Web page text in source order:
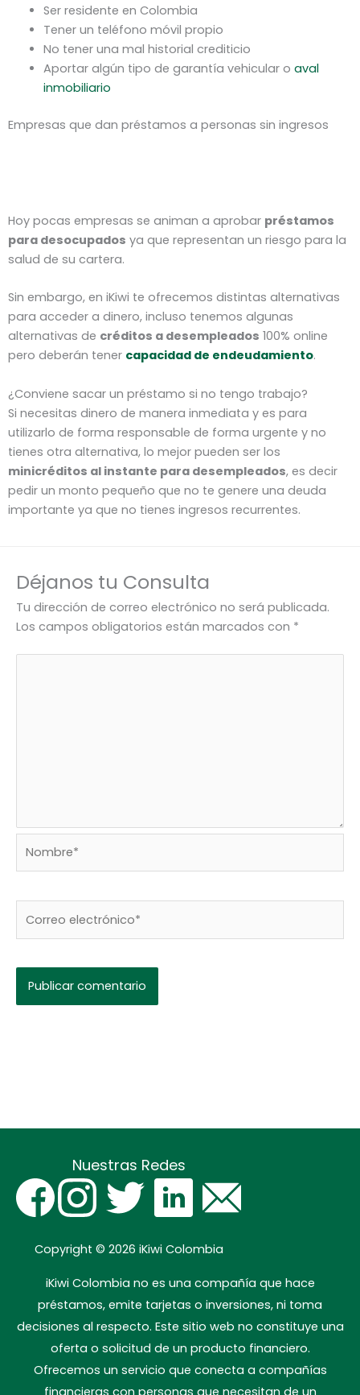
Ser residente en Colombia
Tener un teléfono móvil propio
No tener una mal historial crediticio
Aportar algún tipo de garantía vehicular o aval
inmobiliario
Empresas que dan préstamos a personas sin ingresos
Hoy pocas empresas se animan a aprobar préstamos
para desocupados ya que representan un riesgo para la
salud de su cartera.
Sin embargo, en iKiwi te ofrecemos distintas alternativas
para acceder a dinero, incluso tenemos algunas
alternativas de créditos a desempleados 100% online
pero deberán tener capacidad de endeudamiento.
¿Conviene sacar un préstamo si no tengo trabajo?
Si necesitas dinero de manera inmediata y es para
utilizarlo de forma responsable de forma urgente y no
tienes otra alternativa, lo mejor pueden ser los
minicréditos al instante para desempleados, es decir
pedir un monto pequeño que no te genere una deuda
importante ya que no tienes ingresos recurrentes.
Déjanos tu Consulta
Tu dirección de correo electrónico no será publicada.
Los campos obligatorios están marcados con *
electrónico*
Nuestras Redes
Copyright © 2026 iKiwi Colombia
iKiwi Colombia no es una compañía que hace
préstamos, emite tarjetas o inversiones, ni toma
decisiones al respecto. Este sitio web no constituye una
oferta o solicitud de un producto financiero.
Ofrecemos un servicio que conecta a compañías
financieras con personas que necesitan de un